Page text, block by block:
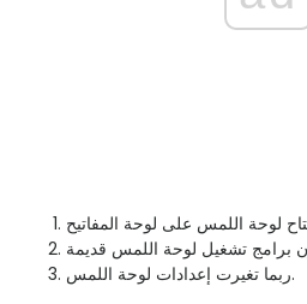
ربما تغيرت إعدادات لوحة اللمس.